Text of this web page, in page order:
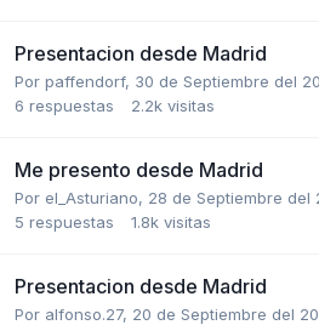
Presentacion desde Madrid
Por paffendorf, 30 de Septiembre del
6 respuestas 2.2k visitas
Me presento desde Madrid
Por el_Asturiano, 28 de Septiembre del
5 respuestas 1.8k visitas
Presentacion desde Madrid
Por alfonso.27, 20 de Septiembre del